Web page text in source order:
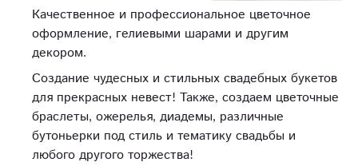
Качественное и профессиональное цветочное
оформление, гелиевыми шарами и другим
декором.
Создание чудесных и стильных свадебных букетов
для прекрасных невест! Также, создаем цветочные
браслеты, ожерелья, диадемы, различные
бутоньерки под стиль и тематику свадьбы и
любого другого торжества!